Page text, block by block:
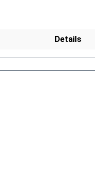
Details